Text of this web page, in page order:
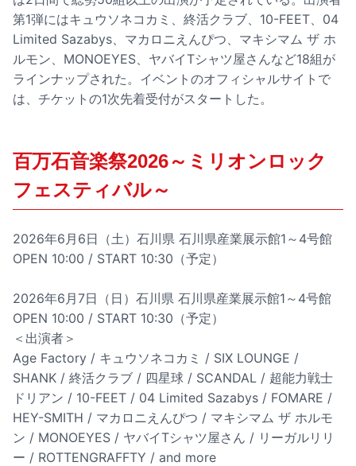
第1弾にはキュウソネコカミ、終活クラブ、10-FEET、04
Limited Sazabys、マカロニえんぴつ、マキシマム ザ ホ
ルモン、MONOEYES、ヤバイTシャツ屋さんなど18組が
ラインナップされた。イベントのオフィシャルサイトで
は、チケットの1次先着受付がスタートした。
百万石音楽祭2026～ミリオンロック
フェスティバル～
2026年6月6日（土）石川県 石川県産業展示館1～4号館
OPEN 10:00 / START 10:30（予定）
2026年6月7日（日）石川県 石川県産業展示館1～4号館
OPEN 10:00 / START 10:30（予定）
＜出演者＞
Age Factory / キュウソネコカミ / SIX LOUNGE /
SHANK / 終活クラブ / 四星球 / SCANDAL / 超能力戦士
ドリアン / 10-FEET / 04 Limited Sazabys / FOMARE /
HEY-SMITH / マカロニえんぴつ / マキシマム ザ ホルモ
ン / MONOEYES / ヤバイTシャツ屋さん / リーガルリリ
ー / ROTTENGRAFFTY / and more